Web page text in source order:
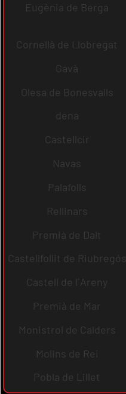
Eugènia de Berga
Cornellà de Llobregat
Gavà
Olesa de Bonesvalls
dena
Castellcir
Navas
Palafolls
Rellinars
Premià de Dalt
Castellfollit de Riubregós
Castell de l´Areny
Premià de Mar
Monistrol de Calders
Molins de Rei
Pobla de Lillet